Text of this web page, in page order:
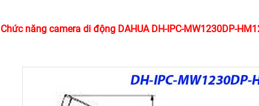
Chức năng camera di động DAHUA DH-IPC-MW1230DP-